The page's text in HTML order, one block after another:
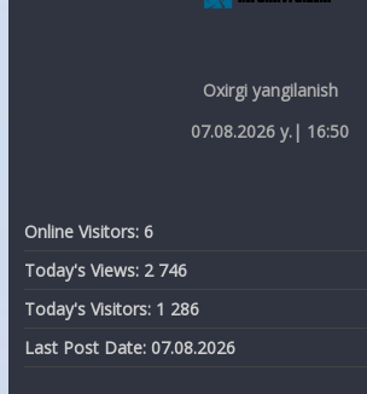
Oxirgi yangilanish
07.08.2026 y.| 16:50
Online Visitors: 6
Today's Views: 2 746
Today's Visitors: 1 286
Last Post Date: 07.08.2026